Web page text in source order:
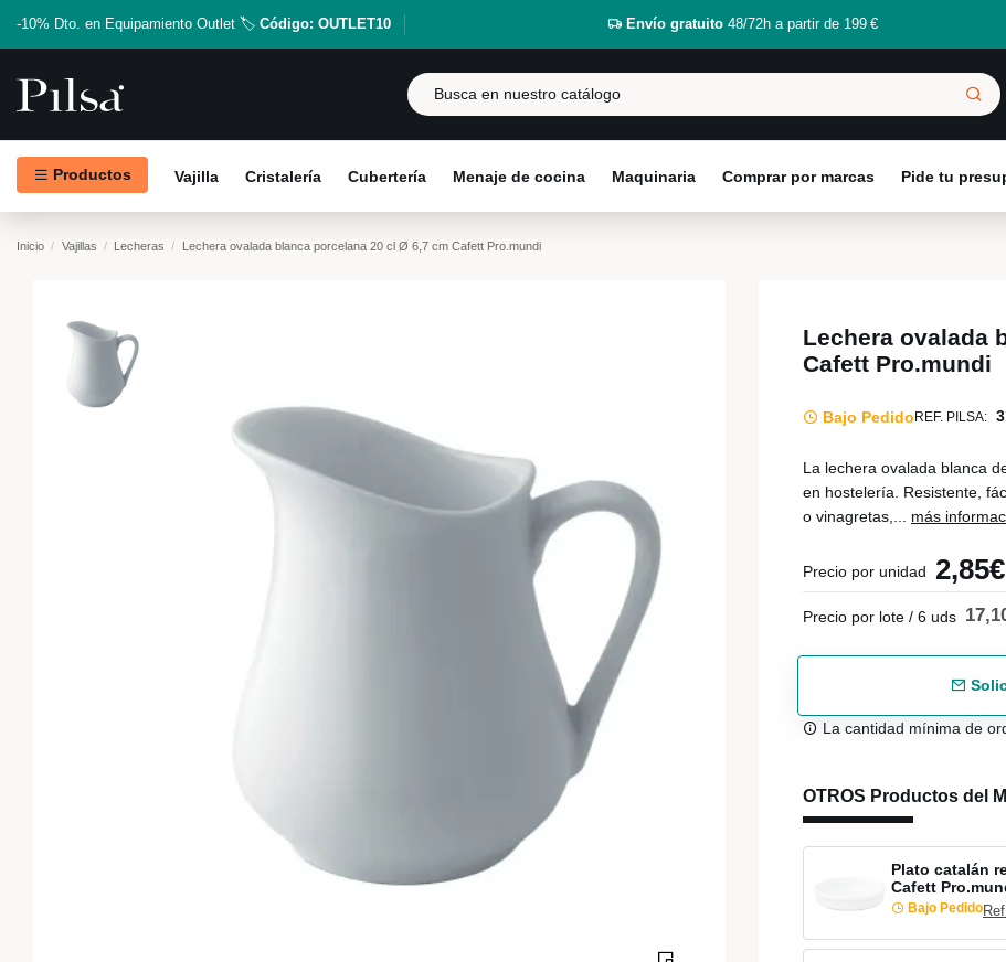
-10% Dto. en Equipamiento Outlet 🏷️ Código: OUTLET10 Envío gratuito48/72h a partir de 199 €
Productos Vajilla Cristalería Cubertería Menaje de cocina Maquinaria Comprar por marcas Pide tu
Inicio Vajillas Lecheras Lechera ovalada blanca porcelana 20 cl Ø 6,7 cm Cafett Pro.mundi
Lechera ovalada
Cafett Pro.mundi
Bajo Pedido REF. PILSA:
La lechera ovalada blanca
en hostelería. Resistente,
o vinagretas,... más
Precio por unidad 2,85€
Precio por lote / 6 uds
La cantidad mínima de
OTROS Productos del
Plato catalán
Cafett
Bajo Pedido